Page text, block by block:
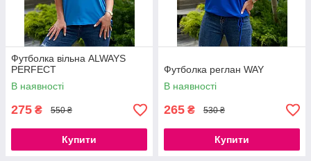
Футболка вільна ALWAYS
PERFECT
В наявності
275 ₴ 550 ₴
Купити
Футболка реглан WAY
В наявності
265 ₴ 530 ₴
Купити